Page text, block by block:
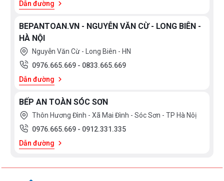
Dẫn đường
BEPANTOAN.VN - NGUYỄN VĂN CỪ - LONG BIÊN -
HÀ NỘI
Nguyễn Văn Cừ - Long Biên - HN
0976.665.669 - 0833.665.669
Dẫn đường
BẾP AN TOÀN SÓC SƠN
Thôn Hương Đình - Xã Mai Đình - Sóc Sơn - TP Hà Nôị
0976.665.669 - 0912.331.335
Dẫn đường